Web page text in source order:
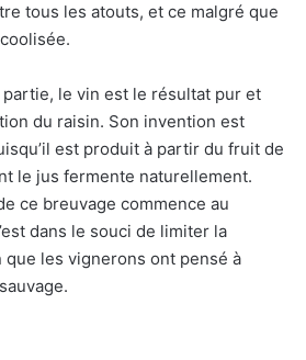
tous les atouts, et ce malgré que
le vin est le résultat pur et
du raisin. Son invention est
est produit à partir du fruit de
le jus fermente naturellement.
ce breuvage commence au
dans le souci de limiter la
les vignerons ont pensé à